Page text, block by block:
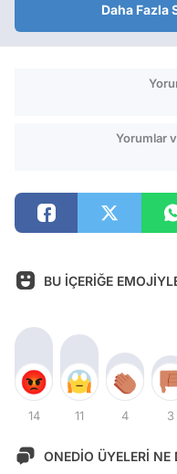
Daha Fazla
Yorumlar
BU İÇERİĞE
14 11 4 3
ONEDİO ÜYELERİ NE